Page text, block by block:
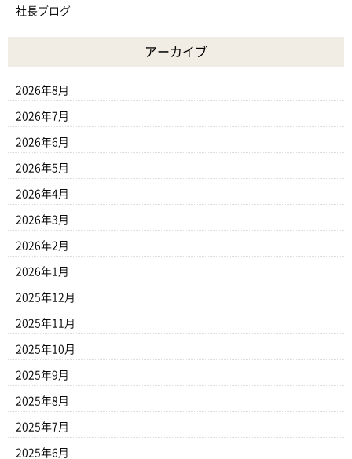
社長ブログ
アーカイブ
2026年8月
2026年7月
2026年6月
2026年5月
2026年4月
2026年3月
2026年2月
2026年1月
2025年12月
2025年11月
2025年10月
2025年9月
2025年8月
2025年7月
2025年6月